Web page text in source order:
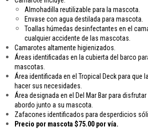
Almohadilla reutilizable para la mascota.
Envase con agua destilada para mascota.
Toallas húmedas desinfectantes en el
cualquier accidente de las mascotas.
Camarotes altamente higienizados.
Áreas identificadas en la cubierta del barco
mascotas.
Área identificada en el Tropical Deck para que
hacer sus necesidades.
Área designada en el Del Mar Bar para
abordo junto a su mascota.
Zafacones identificados para desperdicios
Precio por mascota $75.00 por vía.